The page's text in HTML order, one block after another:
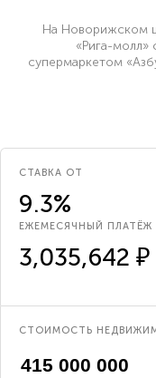
На Новорижском
«Рига-молл»
супермаркетом
СТАВКА ОТ
9.3%
ЕЖЕМЕСЯЧНЫЙ ПЛАТЁЖ
3,035,642 ₽
СТОИМОСТЬ